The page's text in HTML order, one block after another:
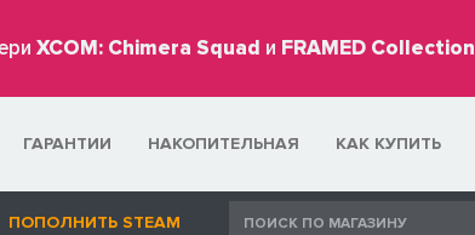
XCOM: Chimera Squad и FRAMED Collection
ГАРАНТИИ НАКОПИТЕЛЬНАЯ КАК КУПИТЬ
ПОПОЛНИТЬ STEAM